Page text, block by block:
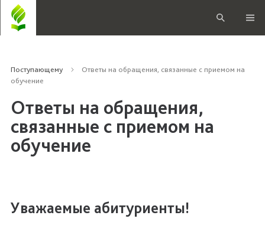
Поступающему
Ответы на обращения, связанные с приемом на
обучение
Ответы на обращения,
связанные с приемом на
обучение
Уважаемые абитуриенты!